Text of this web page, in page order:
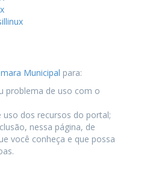
Municipal para:
problema de uso com o
uso dos recursos do portal;
nessa página, de
você conheça e que possa